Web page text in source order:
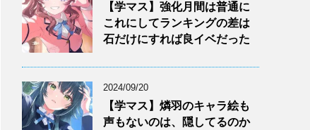
【学マス】強化月間は普通に
これにしてランキングの差は
石だけにすれば良イベだった
2024/09/20
【学マス】燐羽のキャラ絵も
声もないのは、隠してるのか